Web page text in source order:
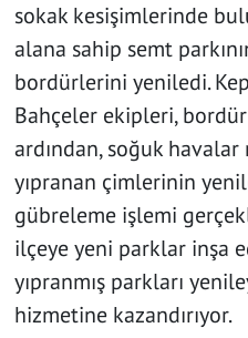
sokak kesişimlerinde
alana sahip semt
bordürlerini yeniledi.
Bahçeler ekipleri,
ardından, soğuk
yıpranan çimlerinin
gübreleme işlemi
ilçeye yeni parklar inşa
yıpranmış parkları
hizmetine kazandırıyor.